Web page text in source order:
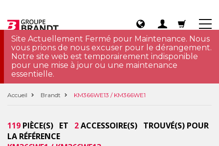
Site Actuellement Fermé pour Maintenance. Nous
vous prions de nous excuser pour le dérangement.
Notre site web est temporairement indisponible
pour une mise à jour ou une maintenance
essentielle.
Accueil Brandt KM366WE13 / KM366WE1
119 PIÈCE(S) ET 2ACCESSOIRE(S) TROUVÉ(S) POUR
LA RÉFÉRENCE